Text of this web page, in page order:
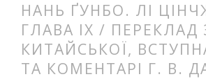
НАНЬ ҐУНБО. ЛІ
ГЛАВА ІХ / ПЕРЕКЛАД
КИТАЙСЬКОЇ,
ТА КОМЕНТАРІ Г. В.